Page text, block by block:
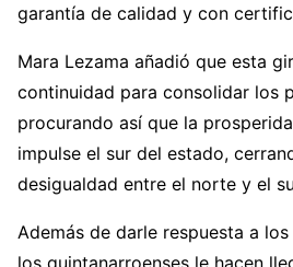
garantía de calidad y con
Mara Lezama añadió que esta
continuidad para consolidar los
procurando así que la
impulse el sur del estado,
desigualdad entre el norte y el
Además de darle respuesta a
los quintanarroenses le hacen